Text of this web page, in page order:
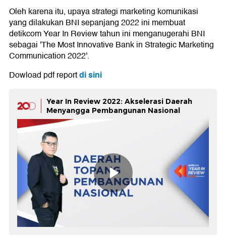
Oleh karena itu, upaya strategi marketing komunikasi
yang dilakukan BNI sepanjang 2022 ini membuat
detikcom Year In Review tahun ini menganugerahi BNI
sebagai 'The Most Innovative Bank in Strategic Marketing
Communication 2022'.
Dowload pdf reportdi sini
Year In Review 2022: Akselerasi Daerah
Menyangga Pembangunan Nasional